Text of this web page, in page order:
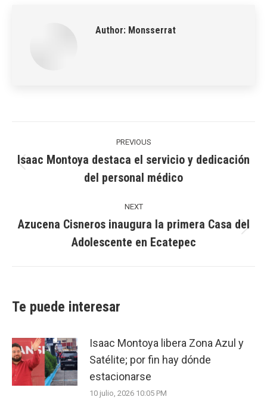
Author: Monsserrat
PREVIOUS
post:
Isaac Montoya destaca el servicio y dedicación
del personal médico
NEXT
Next
post:
Azucena Cisneros inaugura la primera Casa del
Adolescente en Ecatepec
Te puede interesar
Isaac Montoya libera Zona Azul y
Satélite; por fin hay dónde
estacionarse
10 julio, 2026 10:05 PM